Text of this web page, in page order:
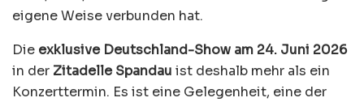
eigene Weise verbunden hat.
Die exklusive Deutschland-Show am 24. Juni 2026
in der Zitadelle Spandau ist deshalb mehr als ein
Konzerttermin. Es ist eine Gelegenheit, eine der